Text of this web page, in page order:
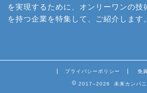
を実現するために、オンリーワンの技
を持つ企業を特集して、ご紹介します。
プライバシーポリシー 免
2017–2026 未来カンパニ